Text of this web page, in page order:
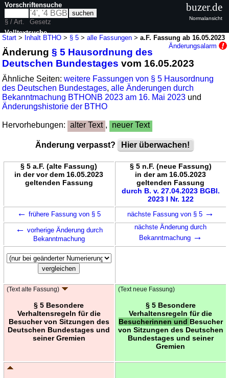
Start > Inhalt BTHO > § 5 >alle Fassungen >a.F. Fassung ab 16.05.2023
Änderungsalarm
Änderung§ 5 Hausordnung des
Deutschen Bundestages vom 16.05.2023
Ähnliche Seiten:weitere Fassungen von § 5 Hausordnung
des Deutschen Bundestages,alle Änderungen durch
Bekanntmachung BTHONB 2023 am 16. Mai 2023 und
Änderungshistorie der BTHO
Hervorhebungen: alter Text , neuer Text
Änderung verpasst? Hier überwachen!
§ 5 a.F. (alte Fassung)
in der vor dem 16.05.2023
geltenden Fassung
§ 5 n.F. (neue Fassung)
in der am 16.05.2023
geltenden Fassung
durch B. v. 27.04.2023 BGBl.
2023 I Nr. 122
← frühere Fassung von § 5 nächste Fassung von § 5 →
← vorherige Änderung durch
Bekanntmachung
nächste Änderung durch
Bekanntmachung →
(Text alte Fassung)
§ 5 Besondere
Verhaltensregeln für die
Besucher von Sitzungen des
Deutschen Bundestages und
seiner Gremien
(Text neue Fassung)
§ 5 Besondere
Verhaltensregeln für die
Besucherinnen und Besucher
von Sitzungen des Deutschen
Bundestages und seiner
Gremien
Vorschriftensuche
§ / Art.
Gesetz
Volltextsuche
nur in BTHO
buzer.de
Normalansicht